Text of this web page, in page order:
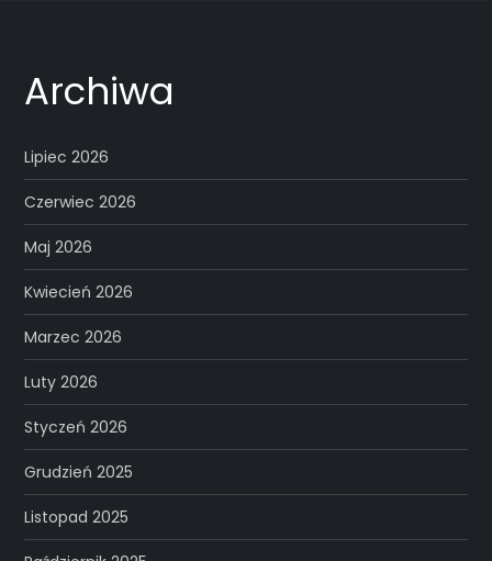
Archiwa
Lipiec 2026
Czerwiec 2026
Maj 2026
Kwiecień 2026
Marzec 2026
Luty 2026
Styczeń 2026
Grudzień 2025
Listopad 2025